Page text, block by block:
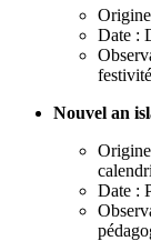
Date :
Nouvel an
Date :